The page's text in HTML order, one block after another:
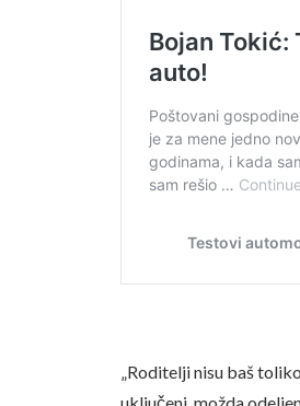
„Roditelji nisu baš toliko